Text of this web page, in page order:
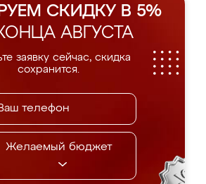
СКИДКУ В 5%
АВГУСТА
заявку сейчас, скидка
сохранится.
Желаемый бюджет